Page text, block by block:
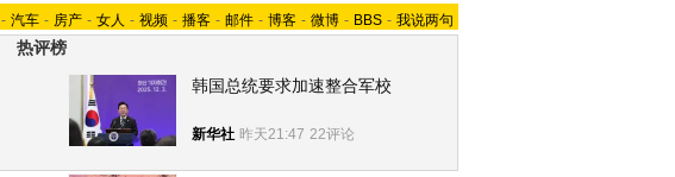
- 汽车 - 房产 - 女人 - 视频 - 播客 - 邮件 - 博客 - 微博 - BBS - 我说两句
热评榜
韩国总统要求加速整合军校
新华社 昨天21:47 22评论